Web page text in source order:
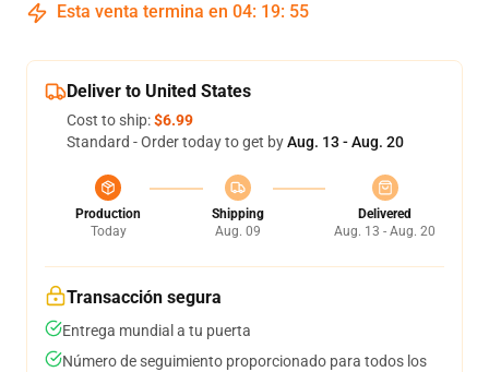
Esta venta termina en 04: 19: 54
Deliver to United States
Cost to ship:$6.99
Standard - Order today to get byAug. 13 - Aug. 20
Production
Today
Shipping
Aug. 09
Delivered
Aug. 13 - Aug. 20
Transacción segura
Entrega mundial a tu puerta
Número de seguimiento proporcionado para todos los